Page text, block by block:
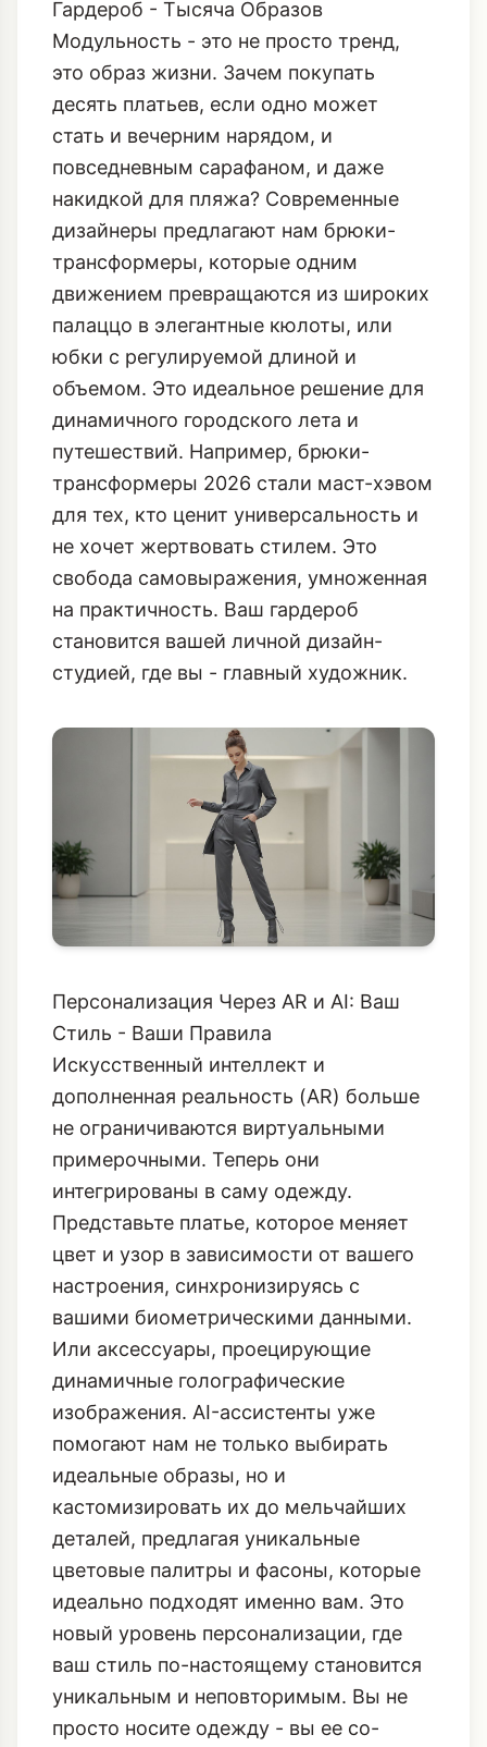
Гардероб - Тысяча Образов
Модульность - это не просто тренд,
это образ жизни. Зачем покупать
десять платьев, если одно может
стать и вечерним нарядом, и
повседневным сарафаном, и даже
накидкой для пляжа? Современные
дизайнеры предлагают нам брюки-
трансформеры, которые одним
движением превращаются из широких
палаццо в элегантные кюлоты, или
юбки с регулируемой длиной и
объемом. Это идеальное решение для
динамичного городского лета и
путешествий. Например, брюки-
трансформеры 2026 стали маст-хэвом
для тех, кто ценит универсальность и
не хочет жертвовать стилем. Это
свобода самовыражения, умноженная
на практичность. Ваш гардероб
становится вашей личной дизайн-
студией, где вы - главный художник.
Персонализация Через AR и AI: Ваш
Стиль - Ваши Правила
Искусственный интеллект и
дополненная реальность (AR) больше
не ограничиваются виртуальными
примерочными. Теперь они
интегрированы в саму одежду.
Представьте платье, которое меняет
цвет и узор в зависимости от вашего
настроения, синхронизируясь с
вашими биометрическими данными.
Или аксессуары, проецирующие
динамичные голографические
изображения. AI-ассистенты уже
помогают нам не только выбирать
идеальные образы, но и
кастомизировать их до мельчайших
деталей, предлагая уникальные
цветовые палитры и фасоны, которые
идеально подходят именно вам. Это
новый уровень персонализации, где
ваш стиль по-настоящему становится
уникальным и неповторимым. Вы не
просто носите одежду - вы ее со-